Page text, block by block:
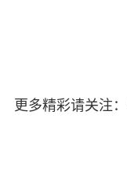
更多精彩请关注：